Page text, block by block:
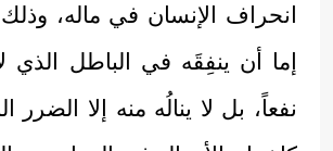
انحراف الإنسان في ماله،
إما أن ينفِقَه في الباطل الذي
نفعاً، بل لا ينالُه منه إلا